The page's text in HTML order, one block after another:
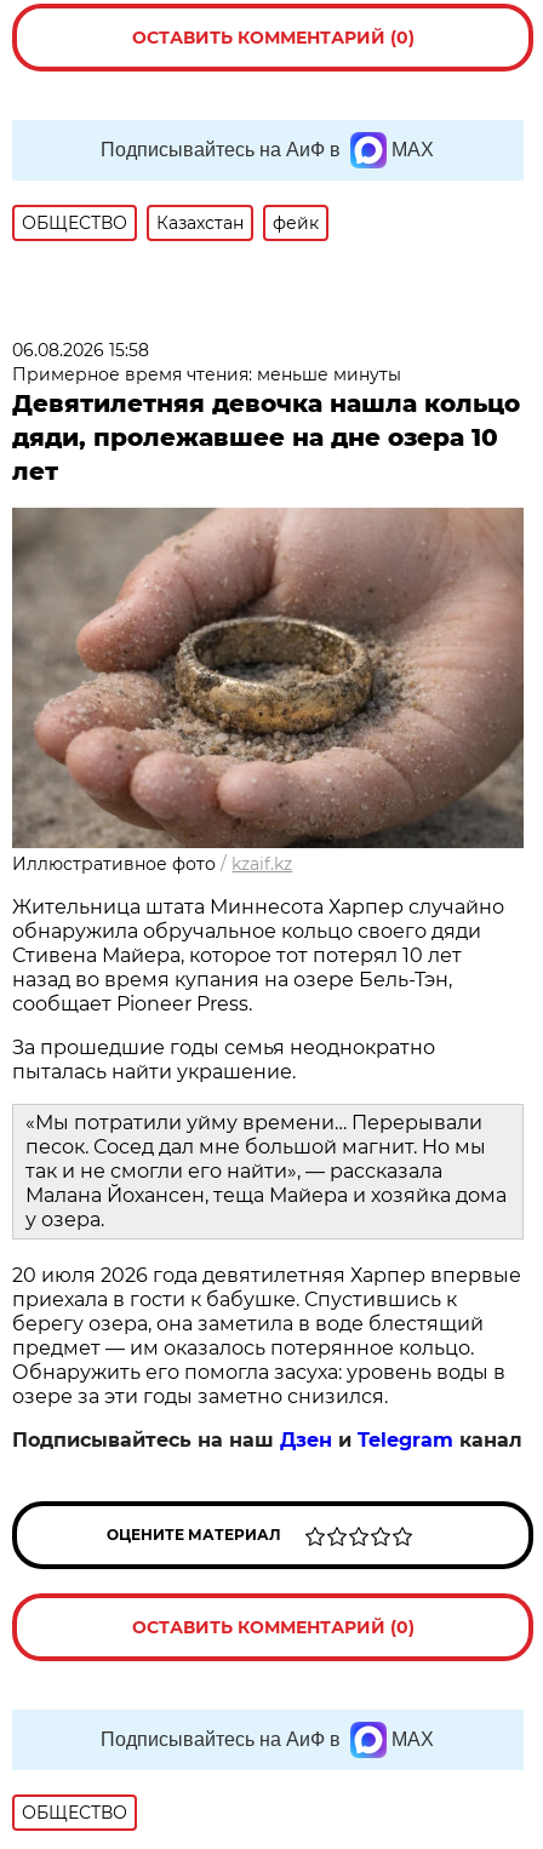
ОСТАВИТЬ КОММЕНТАРИЙ (0)
Подписывайтесь на АиФ в MAX
ОБЩЕСТВО Казахстан фейк
06.08.2026 15:58
Примерное время чтения: меньше минуты
Девятилетняя девочка нашла кольцо
дяди, пролежавшее на дне озера 10
лет
Иллюстративное фото / kzaif.kz
Жительница штата Миннесота Харпер случайно
обнаружила обручальное кольцо своего дяди
Стивена Майера, которое тот потерял 10 лет
назад во время купания на озере Бель-Тэн,
сообщает Pioneer Press.
За прошедшие годы семья неоднократно
пыталась найти украшение.
«Мы потратили уйму времени… Перерывали
песок. Сосед дал мне большой магнит. Но мы
так и не смогли его найти», — рассказала
Малана Йохансен, теща Майера и хозяйка дома
у озера.
20 июля 2026 года девятилетняя Харпер впервые
приехала в гости к бабушке. Спустившись к
берегу озера, она заметила в воде блестящий
предмет — им оказалось потерянное кольцо.
Обнаружить его помогла засуха: уровень воды в
озере за эти годы заметно снизился.
Подписывайтесь на нашДзен иTelegram канал
ОЦЕНИТЕ МАТЕРИАЛ
ОСТАВИТЬ КОММЕНТАРИЙ (0)
Подписывайтесь на АиФ в MAX
ОБЩЕСТВО